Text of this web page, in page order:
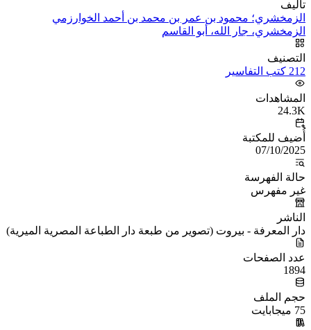
تأليف
الزمخشري؛ محمود بن عمر بن محمد بن أحمد الخوارزمي
الزمخشري، جار الله، أبو القاسم
التصنيف
212 كتب التفاسير
المشاهدات
24.3K
أُضيف للمكتبة
07/10/2025
حالة الفهرسة
غير مفهرس
الناشر
دار المعرفة - بيروت (تصوير من طبعة دار الطباعة المصرية الميرية)
عدد الصفحات
1894
حجم الملف
75 ميجابايت